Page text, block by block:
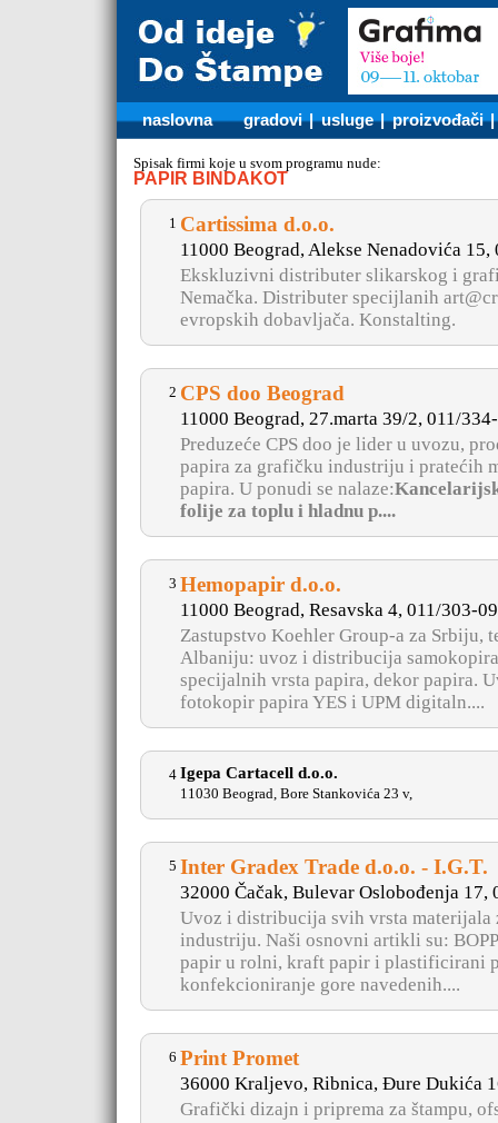
naslovna gradovi |usluge |proizvođači |
Spisak firmi koje u svom programu nude:
PAPIR BINDAKOT
1 Cartissima d.o.o.
11000 Beograd, Alekse Nenadovića
Ekskluzivni distributer slikarskog i
Nemačka. Distributer specijlanih
evropskih dobavljača. Konstalting.
2 CPS doo Beograd
11000 Beograd, 27.marta 39/2, 011/
Preduzeće CPS doo je lider u uvozu,
papira za grafičku industriju i pratećih
papira. U ponudi se nalaze:
folije za toplu i hladnu p....
3 Hemopapir d.o.o.
11000 Beograd, Resavska 4, 011/303-
Zastupstvo Koehler Group-a za Srbiju,
Albaniju: uvoz i distribucija
specijalnih vrsta papira, dekor papira.
fotokopir papira YES i UPM digitaln....
4 Igepa Cartacell d.o.o.
11030 Beograd, Bore Stankovića 23 v,
5 Inter Gradex Trade d.o.o. - I.G.T.
32000 Čačak, Bulevar Oslobođenja 17,
Uvoz i distribucija svih vrsta materijala
industriju. Naši osnovni artikli su:
papir u rolni, kraft papir i plastificirani
konfekcioniranje gore navedenih....
6 Print Promet
36000 Kraljevo, Ribnica, Ðure Dukića
Grafički dizajn i priprema za štampu,